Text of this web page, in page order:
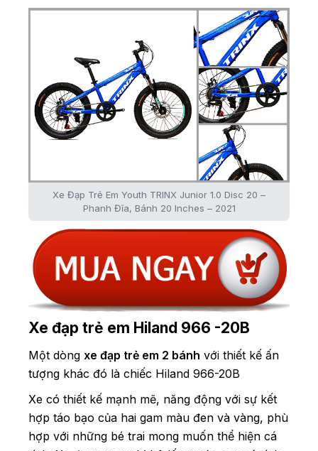
Xe Đạp Trẻ Em Youth TRINX Junior 1.0 Disc 20 –
Phanh Đĩa, Bánh 20 Inches – 2021
Xe đạp trẻ em Hiland 966 -20B
Một dòng xe đạp trẻ em 2 bánh với thiết kế ấn
tượng khác đó là chiếc Hiland 966-20B
Xe có thiết kế mạnh mẽ, năng động với sự kết
hợp táo bạo của hai gam màu đen và vàng, phù
hợp với những bé trai mong muốn thể hiện cá